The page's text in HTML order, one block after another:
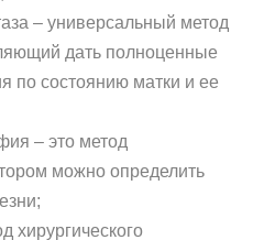
– универсальный метод
дать полноценные
по состоянию матки и ее
– это метод
можно определить
хирургического